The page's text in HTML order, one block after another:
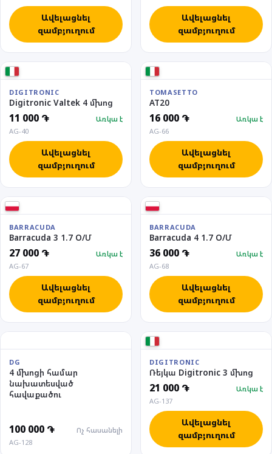
Ավելացնել
զամբյուղում
Ավելացնել
զամբյուղում
DIGITRONIC
Digitronic Valtek 4 մխոց
11 000 ֏
Առկա է
AG-40
Ավելացնել
զամբյուղում
TOMASETTO
AT20
16 000 ֏
Առկա է
AG-66
Ավելացնել
զամբյուղում
BARRACUDA
Barracuda 3 1.7 O/Մ
27 000 ֏
Առկա է
AG-67
Ավելացնել
զամբյուղում
BARRACUDA
Barracuda 4 1.7 O/Մ
36 000 ֏
Առկա է
AG-68
Ավելացնել
զամբյուղում
DG
4 մխոցի համար
նախատեսված
հավաքածու
100 000 ֏
Ոչ հասանելի
AG-128
DIGITRONIC
Ռեյկա Digitronic 3 մխոց
21 000 ֏
Առկա է
AG-137
Ավելացնել
զամբյուղում